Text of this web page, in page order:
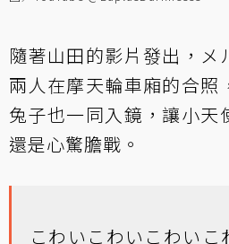
隨著山田的影片發出，メ
兩人在摩天輪車廂的合照
兔子也一同入鏡，讓小天
還是心驚膽戰。
こわいこわいこわいこ